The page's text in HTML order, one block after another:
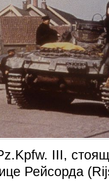
III,
Рейсорда